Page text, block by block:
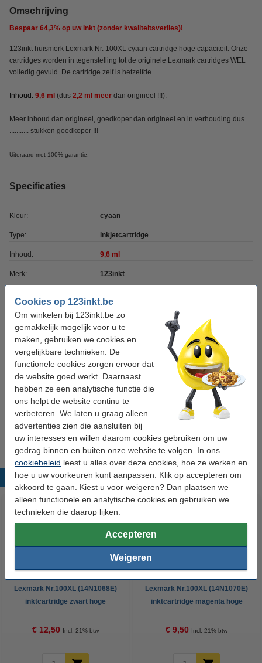
Cookies op 123inkt.be
Om winkelen bij 123inkt.be zo
gemakkelijk mogelijk voor u te
maken, gebruiken we cookies en
vergelijkbare technieken. De
functionele cookies zorgen ervoor dat
de website goed werkt. Daarnaast
hebben ze een analytische functie die
ons helpt de website continu te
verbeteren. We laten u graag alleen
advertenties zien die aansluiten bij
uw interesses en willen daarom cookies gebruiken om uw
gedrag binnen en buiten onze website te volgen. In ons
cookiebeleid leest u alles over deze cookies, hoe ze werken en
hoe u uw voorkeuren kunt aanpassen. Klik op accepteren om
akkoord te gaan. Kiest u voor weigeren? Dan plaatsen we
alleen functionele en analytische cookies en gebruiken we
technieken die daarop lijken.
Accepteren
Weigeren
Omschrijving
Bespaar 64,3% op uw inkt (zonder kwaliteitsverlies)!
123inkt huismerk Lexmark Nr. 100XL cyaan cartridge hoge capaciteit. Onze
cartridges worden in tegenstelling tot de originele Lexmark cartridges WEL
volledig gevuld. De cartridge zelf is hetzelfde.
Inhoud: 9,6 ml (dus 2,2 ml meer dan origineel !!!).
Meer inhoud dan origineel, goedkoper dan origineel en in verhouding dus
........... stukken goedkoper !!!
Uiteraard met 100% garantie.
Specificaties
Kleur: cyaan
Type: inkjetcartridge
Inhoud: 9,6 ml
Merk: 123inkt
Nummer: 14N1069E
Tip: complete set bestellen
Lexmark Nr.100XL (14N0850) multipack C/M/Y
(123inkt huismerk)
Tip
Wij adviseren u om deze cartridge i.p.v. de originele cartridge te
Populaire producten
Lexmark Nr.100XL (14N1068E)
inktcartridge zwart hoge
€ 12,50 Incl. 21% btw
Lexmark Nr.100XL (14N1070E)
inktcartridge magenta hoge
€ 9,50 Incl. 21% btw